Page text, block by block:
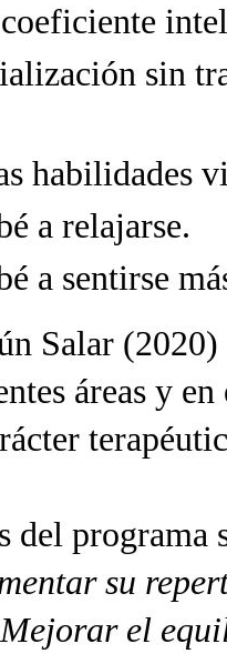
sin
habilidades
a relajarse.
a sentirse
Salar
áreas y
programa
su
el